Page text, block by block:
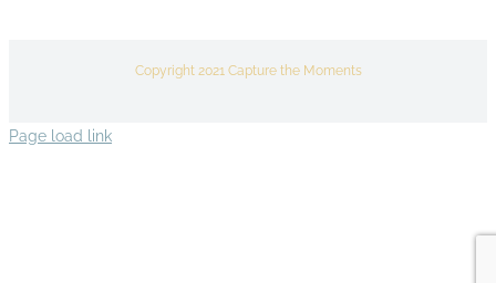
Copyright 2021 Capture the Moments
Page load link